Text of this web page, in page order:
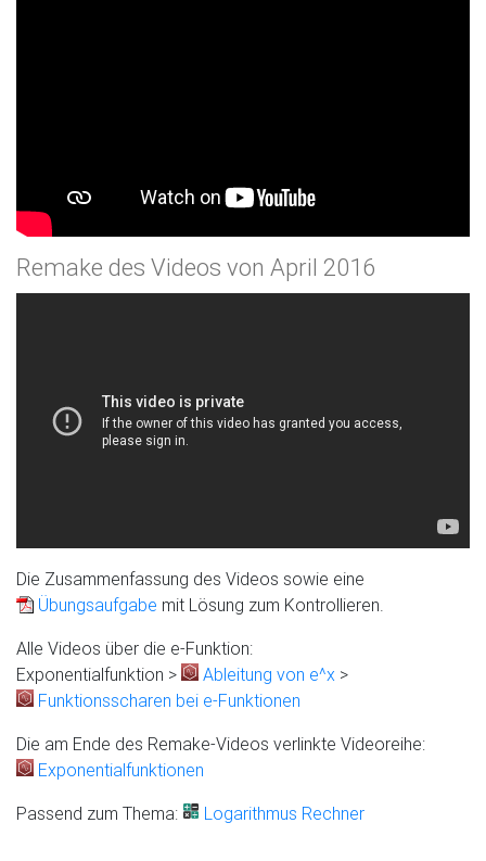
Remake des Videos von April 2016
Die Zusammenfassung des Videos sowie eine
Übungsaufgabe mit Lösung zum Kontrollieren.
Alle Videos über die e-Funktion:
Exponentialfunktion >
Ableitung von e^x >
Funktionsscharen bei e-Funktionen
Die am Ende des Remake-Videos verlinkte Videoreihe:
Exponentialfunktionen
Passend zum Thema:
Logarithmus Rechner